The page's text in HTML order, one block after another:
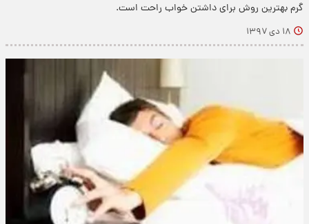
گرم بهترین روش برای داشتن خواب راحت است.
۱۸ دی ۱۳۹۷